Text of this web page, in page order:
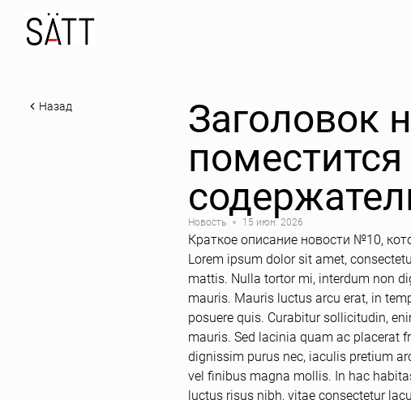
Назад Заголовок
Новость 15 июн. 2026
Краткое описание новости №10,
Lorem ipsum dolor sit amet,
mattis. Nulla tortor mi, interdum non
mauris. Mauris luctus arcu erat, in
posuere quis. Curabitur sollicitudin,
mauris. Sed lacinia quam ac placerat
dignissim purus nec, iaculis pretium
vel finibus magna mollis. In hac
luctus risus nibh, vitae consectetur